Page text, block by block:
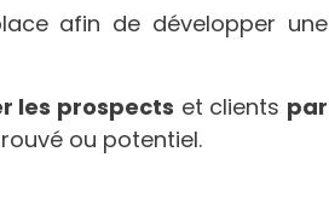
afin de développer une
les prospects et clients par
ou potentiel.